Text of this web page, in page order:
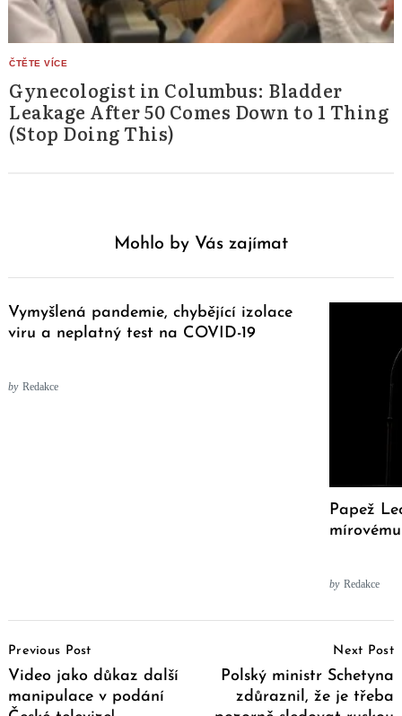
Gynecologist in Columbus: Bladder
Leakage After 50 Comes Down to 1 Thing
(Stop Doing This)
Mohlo by Vás zajímat
Vymyšlená pandemie, chybějící izolace
viru a neplatný test na COVID-19
by Redakce
Papež
by Redakce
Navigation
Previous Post
Video jako důkaz další
manipulace v podání
Next Post
Polský ministr Schetyna
zdůraznil, že je třeba